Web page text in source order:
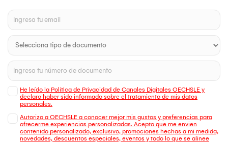
He leído la Política de Privacidad de Canales Digitales OECHSLE y
declaro haber sido informado sobre el tratamiento de mis datos
personales.
Autorizo a OECHSLE a conocer mejor mis gustos y preferencias para
ofrecerme experiencias personalizadas. Acepto que me envien
contenido personalizado, exclusivo, promociones hechas a mi medida,
novedades, descuentos especiales, eventos y todo lo que se alinee